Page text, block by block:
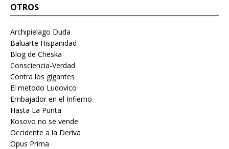
OTROS
Archipielago Duda
Baluarte Hispanidad
Blog de Cheska
Consciencia-Verdad
Contra los gigantes
El metodo Ludovico
Embajador en el Infierno
Hasta La Punta
Kosovo no se vende
Occidente a la Deriva
Opus Prima